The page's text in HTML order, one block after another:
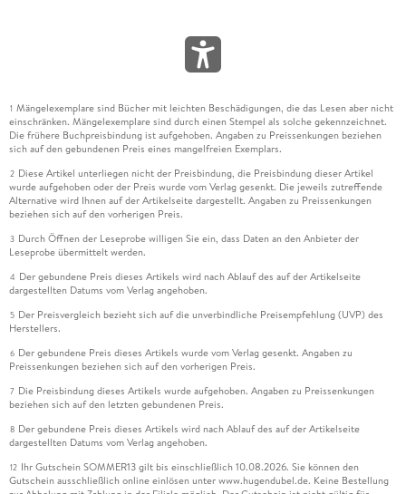
1 Mängelexemplare sind Bücher mit leichten Beschädigungen, die das Lesen aber nicht
einschränken. Mängelexemplare sind durch einen Stempel als solche gekennzeichnet.
Die frühere Buchpreisbindung ist aufgehoben. Angaben zu Preissenkungen beziehen
sich auf den gebundenen Preis eines mangelfreien Exemplars.
2 Diese Artikel unterliegen nicht der Preisbindung, die Preisbindung dieser Artikel
wurde aufgehoben oder der Preis wurde vom Verlag gesenkt. Die jeweils zutreffende
Alternative wird Ihnen auf der Artikelseite dargestellt. Angaben zu Preissenkungen
beziehen sich auf den vorherigen Preis.
3 Durch Öffnen der Leseprobe willigen Sie ein, dass Daten an den Anbieter der
Leseprobe übermittelt werden.
4 Der gebundene Preis dieses Artikels wird nach Ablauf des auf der Artikelseite
dargestellten Datums vom Verlag angehoben.
5 Der Preisvergleich bezieht sich auf die unverbindliche Preisempfehlung (UVP) des
Herstellers.
6 Der gebundene Preis dieses Artikels wurde vom Verlag gesenkt. Angaben zu
Preissenkungen beziehen sich auf den vorherigen Preis.
7 Die Preisbindung dieses Artikels wurde aufgehoben. Angaben zu Preissenkungen
beziehen sich auf den letzten gebundenen Preis.
8 Der gebundene Preis dieses Artikels wird nach Ablauf des auf der Artikelseite
dargestellten Datums vom Verlag angehoben.
12 Ihr Gutschein SOMMER13 gilt bis einschließlich 10.08.2026. Sie können den
Gutschein ausschließlich online einlösen unter www.hugendubel.de. Keine Bestellung